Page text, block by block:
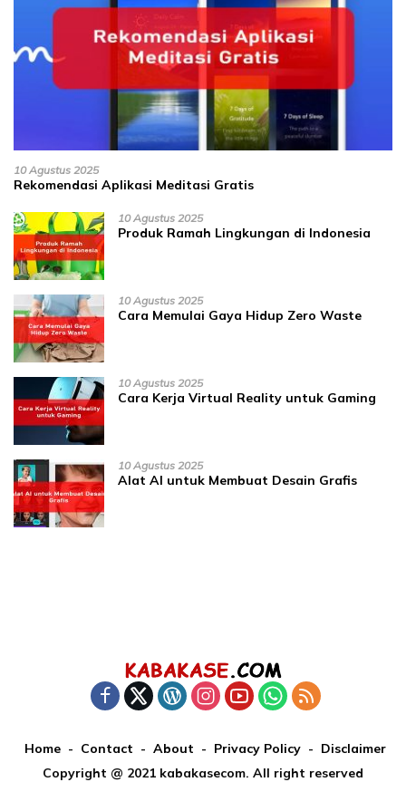
10 Agustus 2025
Rekomendasi Aplikasi Meditasi Gratis
10 Agustus 2025
Produk Ramah Lingkungan di Indonesia
10 Agustus 2025
Cara Memulai Gaya Hidup Zero Waste
10 Agustus 2025
Cara Kerja Virtual Reality untuk Gaming
10 Agustus 2025
Alat AI untuk Membuat Desain Grafis
Home Contact About Privacy Policy
Disclaimer
Copyright @ 2021 kabakasecom. All right reserved